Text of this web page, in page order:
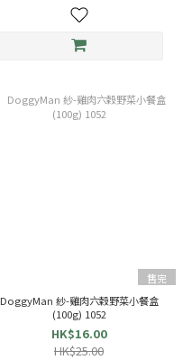
售完
DoggyMan 紗-雞肉六穀野菜小餐盒
(100g) 1052
HK$16.00
HK$25.00